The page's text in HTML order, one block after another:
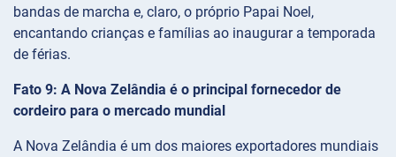
bandas de marcha e, claro, o próprio Papai Noel,
encantando crianças e famílias ao inaugurar a temporada
de férias.
Fato 9: A Nova Zelândia é o principal fornecedor de
cordeiro para o mercado mundial
A Nova Zelândia é um dos maiores exportadores mundiais